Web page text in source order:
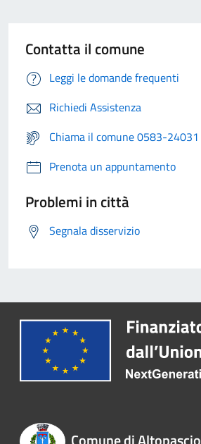
Contatta il comune
Leggi le domande frequenti
Richiedi Assistenza
Chiama il comune 0583-24031
Prenota un appuntamento
Problemi in città
Segnala disservizio